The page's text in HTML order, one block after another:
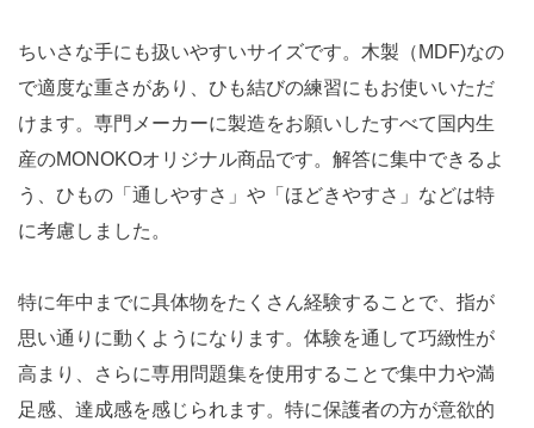
ちいさな手にも扱いやすいサイズです。木製（MDF)なの
で適度な重さがあり、ひも結びの練習にもお使いいただ
けます。専門メーカーに製造をお願いしたすべて国内生
産のMONOKOオリジナル商品です。解答に集中できるよ
う、ひもの「通しやすさ」や「ほどきやすさ」などは特
に考慮しました。
特に年中までに具体物をたくさん経験することで、指が
思い通りに動くようになります。体験を通して巧緻性が
高まり、さらに専用問題集を使用することで集中力や満
足感、達成感を感じられます。特に保護者の方が意欲的